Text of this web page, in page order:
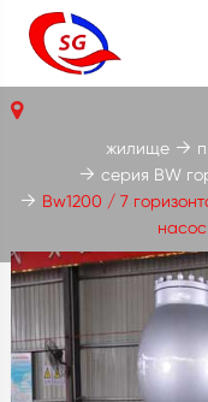
жилище
серия BW
Bw1200 / 7